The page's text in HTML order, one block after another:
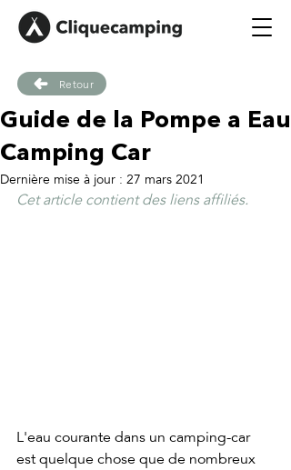
Retour
Guide de la Pompe a Eau
Camping Car
Dernière mise à jour : 27 mars 2021
Cet article contient des liens affiliés.
L'eau courante dans un camping-car
est quelque chose que de nombreux